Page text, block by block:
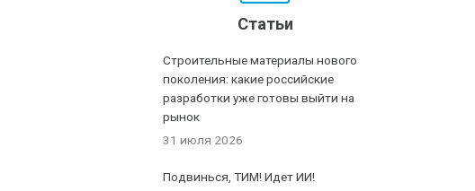
Статьи
Строительные материалы нового
поколения: какие российские
разработки уже готовы выйти на
рынок
31 июля 2026
Подвинься, ТИМ! Идет ИИ!